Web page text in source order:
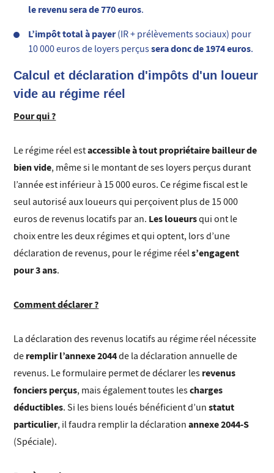
le revenu sera de 770 euros.
L’impôt total à payer(IR + prélèvements sociaux) pour
10 000 euros de loyers perçussera donc de 1974 euros.
Calcul et déclaration d'impôts d'un loueur
vide au régime réel
Pour qui ?
Le régime réel estaccessible à tout propriétaire bailleur de
bien vide, même si le montant de ses loyers perçus durant
l’année est inférieur à 15 000 euros. Ce régime fiscal est le
seul autorisé aux loueurs qui perçoivent plus de 15 000
euros de revenus locatifs par an. Les loueursqui ont le
choix entre les deux régimes et qui optent, lors d’une
déclaration de revenus, pour le régime réels’engagent
pour 3 ans.
Comment déclarer ?
La déclaration des revenus locatifs au régime réel nécessite
de remplir l’annexe 2044de la déclaration annuelle de
revenus. Le formulaire permet de déclarer les revenus
fonciers perçus, mais également toutes lescharges
déductibles. Si les biens loués bénéficient d’unstatut
particulier, il faudra remplir la déclarationannexe 2044-S
(Spéciale).